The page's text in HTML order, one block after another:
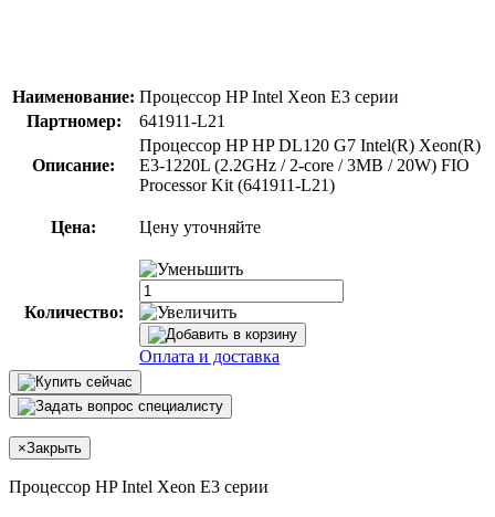
Наименование: Процессор HP Intel Xeon E3 серии
Партномер:
641911-L21
Описание:
Процессор HP HP DL120 G7 Intel(R) Xeon(R)
E3-1220L (2.2GHz / 2-core / 3MB / 20W) FIO
Processor Kit (641911-L21)
Цена: Цену уточняйте
Количество:
Оплата и доставка
×Закрыть
Процессор HP Intel Xeon E3 серии